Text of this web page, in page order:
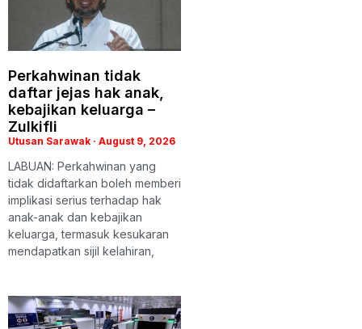
Perkahwinan tidak
daftar jejas hak anak,
kebajikan keluarga –
Zulkifli
Utusan Sarawak August 9, 2026
LABUAN: Perkahwinan yang
tidak didaftarkan boleh memberi
implikasi serius terhadap hak
anak-anak dan kebajikan
keluarga, termasuk kesukaran
mendapatkan sijil kelahiran,